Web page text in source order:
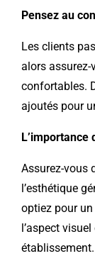
Pensez au
Les clients
alors assurez-
confortables.
ajoutés pour
L’importance
Assurez-vous
l’esthétique
optiez pour
l’aspect
établissement.